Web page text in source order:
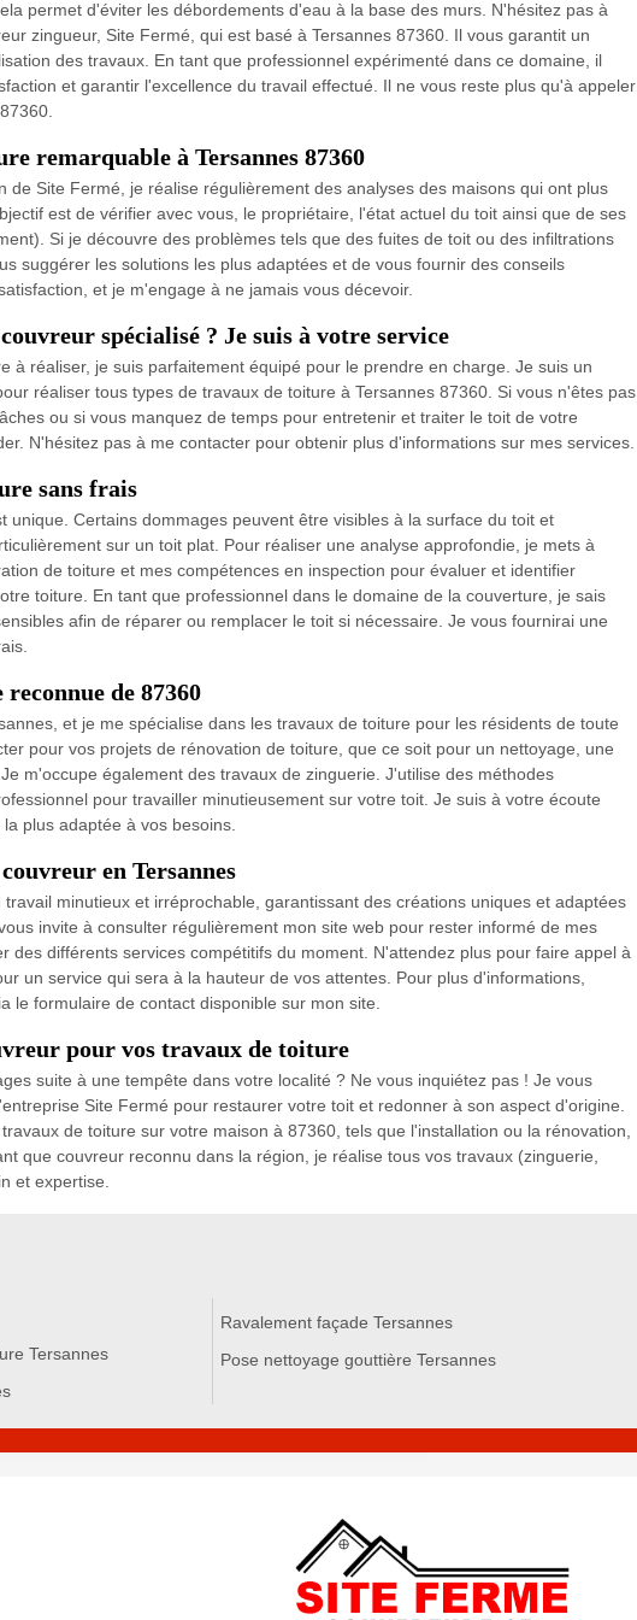
permet d'éviter les débordements d'eau à la base des murs. N'hésitez pas à
zingueur, Site Fermé, qui est basé à Tersannes 87360. Il vous garantit un
des travaux. En tant que professionnel expérimenté dans ce domaine, il
et garantir l'excellence du travail effectué. Il ne vous reste plus qu'à appeler
remarquable à Tersannes 87360
de Site Fermé, je réalise régulièrement des analyses des maisons qui ont plus
est de vérifier avec vous, le propriétaire, l'état actuel du toit ainsi que de ses
Si je découvre des problèmes tels que des fuites de toit ou des infiltrations
suggérer les solutions les plus adaptées et de vous fournir des conseils
et je m'engage à ne jamais vous décevoir.
spécialisé ? Je suis à votre service
à réaliser, je suis parfaitement équipé pour le prendre en charge. Je suis un
réaliser tous types de travaux de toiture à Tersannes 87360. Si vous n'êtes pas
ou si vous manquez de temps pour entretenir et traiter le toit de votre
N'hésitez pas à me contacter pour obtenir plus d'informations sur mes services.
sans frais
unique. Certains dommages peuvent être visibles à la surface du toit et
sur un toit plat. Pour réaliser une analyse approfondie, je mets à
de toiture et mes compétences en inspection pour évaluer et identifier
toiture. En tant que professionnel dans le domaine de la couverture, je sais
afin de réparer ou remplacer le toit si nécessaire. Je vous fournirai une
de 87360
et je me spécialise dans les travaux de toiture pour les résidents de toute
pour vos projets de rénovation de toiture, que ce soit pour un nettoyage, une
m'occupe également des travaux de zinguerie. J'utilise des méthodes
pour travailler minutieusement sur votre toit. Je suis à votre écoute
plus adaptée à vos besoins.
en Tersannes
minutieux et irréprochable, garantissant des créations uniques et adaptées
invite à consulter régulièrement mon site web pour rester informé de mes
des différents services compétitifs du moment. N'attendez plus pour faire appel à
un service qui sera à la hauteur de vos attentes. Pour plus d'informations,
le formulaire de contact disponible sur mon site.
pour vos travaux de toiture
suite à une tempête dans votre localité ? Ne vous inquiétez pas ! Je vous
Site Fermé pour restaurer votre toit et redonner à son aspect d'origine.
de toiture sur votre maison à 87360, tels que l'installation ou la rénovation,
que couvreur reconnu dans la région, je réalise tous vos travaux (zinguerie,
et expertise.
Tersannes
Ravalement façade Tersannes
Pose nettoyage gouttière Tersannes